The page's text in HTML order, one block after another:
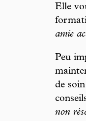
Elle
amie
Peu
de
non